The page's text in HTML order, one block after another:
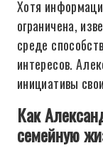
Хотя
ограничена,
среде
интересов.
инициативы
Как
семейную